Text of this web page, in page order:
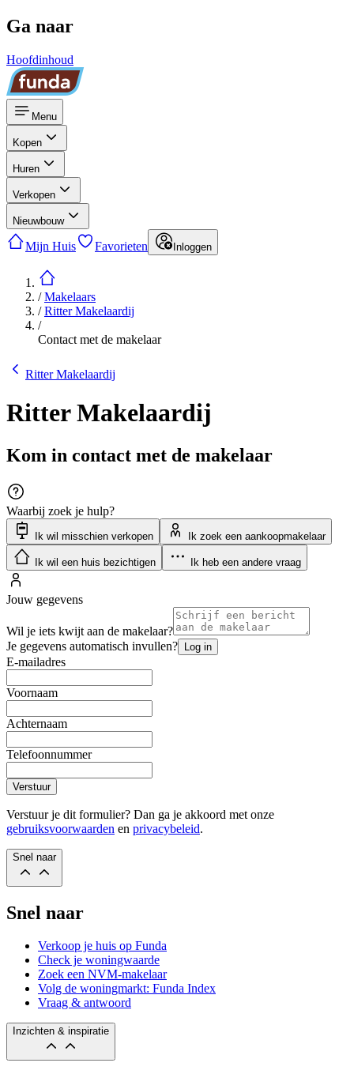
Ga naar
Hoofdinhoud
Menu
Kopen
Huren
Verkopen
Nieuwbouw
Mijn Huis Favorieten Inloggen
/Makelaars
/Ritter Makelaardij
/
Contact met de makelaar
Ritter Makelaardij
Ritter Makelaardij
Kom in contact met de makelaar
Waarbij zoek je hulp?
Ik wil misschien verkopen Ik zoek een aankoopmakelaar
Ik wil een huis bezichtigen Ik heb een andere vraag
Jouw gegevens
Wil je iets kwijt aan de makelaar?
Je gegevens automatisch invullen? Log in
E-mailadres
Voornaam
Achternaam
Telefoonnummer
Verstuur
Verstuur je dit formulier? Dan ga je akkoord met onze
gebruiksvoorwaarden en privacybeleid.
Snel naar
Snel naar
Verkoop je huis op Funda
Check je woningwaarde
Zoek een NVM-makelaar
Volg de woningmarkt: Funda Index
Vraag & antwoord
Inzichten & inspiratie